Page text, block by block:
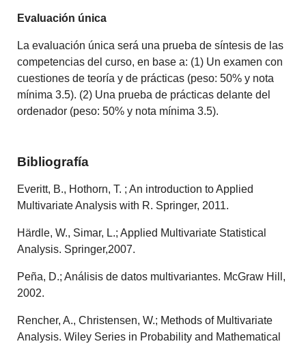
Evaluación única
La evaluación única será una prueba de síntesis de las
competencias del curso, en base a: (1) Un examen con
cuestiones de teoría y de prácticas (peso: 50% y nota
mínima 3.5). (2) Una prueba de prácticas delante del
ordenador (peso: 50% y nota mínima 3.5).
Bibliografía
Everitt, B., Hothorn, T. ; An introduction to Applied
Multivariate Analysis with R. Springer, 2011.
Härdle, W., Simar, L.; Applied Multivariate Statistical
Analysis. Springer,2007.
Peña, D.; Análisis de datos multivariantes. McGraw Hill,
2002.
Rencher, A., Christensen, W.; Methods of Multivariate
Analysis. Wiley Series in Probability and Mathematical